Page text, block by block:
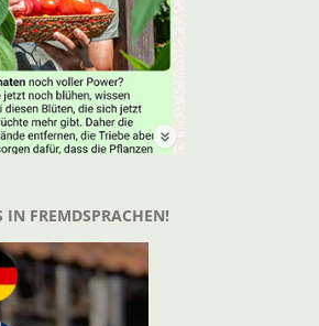
IN FREMDSPRACHEN!